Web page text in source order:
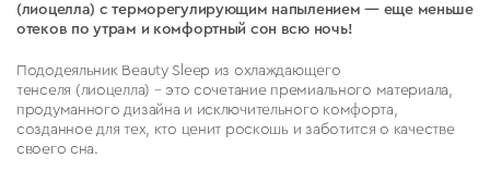
(лиоцелла) с терморегулирующим напылением — еще меньше
отеков по утрам и комфортный сон всю ночь!
Пододеяльник Beauty Sleep из охлаждающего
тенселя (лиоцелла) – это сочетание премиального материала,
продуманного дизайна и исключительного комфорта,
созданное для тех, кто ценит роскошь и заботится о качестве
своего сна.